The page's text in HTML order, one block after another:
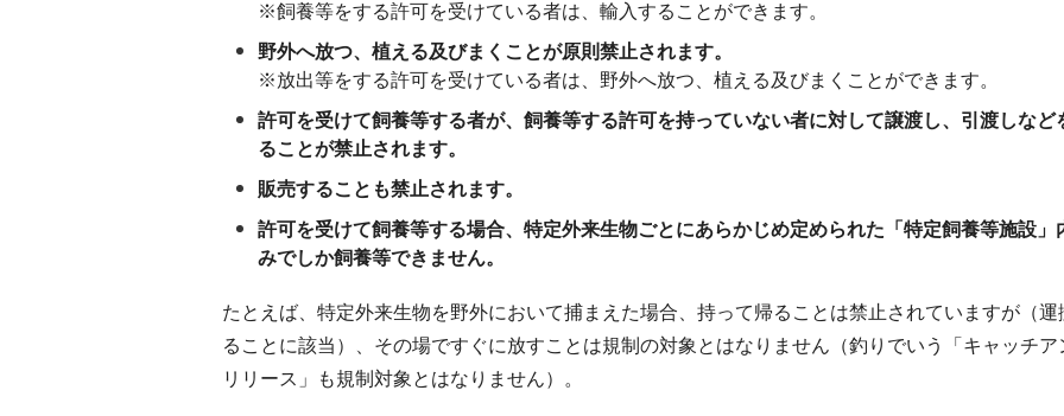
※飼養等をする許可を受けている者は、輸入することができます。
野外へ放つ、植える及びまくことが原則禁止されます。
※放出等をする許可を受けている者は、野外へ放つ、植える及びまくことができます。
許可を受けて飼養等する者が、飼養等する許可を持っていない者に対して譲渡し、引渡しなど
ることが禁止されます。
販売することも禁止されます。
許可を受けて飼養等する場合、特定外来生物ごとにあらかじめ定められた「特定飼養等施設」
みでしか飼養等できません。
たとえば、特定外来生物を野外において捕まえた場合、持って帰ることは禁止されていますが（運
ることに該当）、その場ですぐに放すことは規制の対象とはなりません（釣りでいう「キャッチア
リリース」も規制対象とはなりません）。